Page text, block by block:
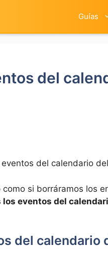
Guías
del
del calendario
si borráramos los
eventos del
del calendario